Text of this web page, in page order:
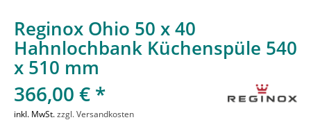
Reginox Ohio 50 x 40
Hahnlochbank Küchenspüle 540
x 510 mm
366,00 € *
inkl. MwSt.zzgl. Versandkosten